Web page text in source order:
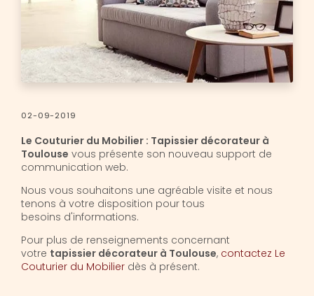
02-09-2019
Le Couturier du Mobilier : Tapissier décorateur à
Toulouse vous présente son nouveau support de
communication web.
Nous vous souhaitons une agréable visite et nous
tenons à votre disposition pour tous
besoins d'informations.
Pour plus de renseignements concernant
votre tapissier décorateur à Toulouse, contactez Le
Couturier du Mobilier dès à présent.